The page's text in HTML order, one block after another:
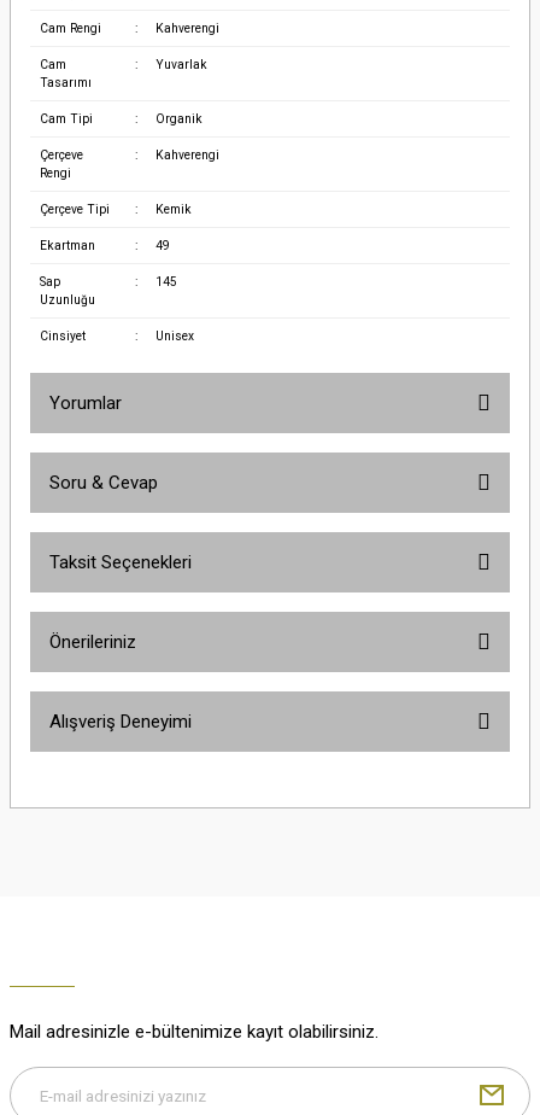
Cam Rengi : Kahverengi
Cam
Tasarımı
: Yuvarlak
Cam Tipi : Organik
Çerçeve
Rengi
: Kahverengi
Çerçeve Tipi : Kemik
Ekartman : 49
Sap
Uzunluğu
: 145
Cinsiyet : Unisex
Yorumlar
Soru & Cevap
Taksit Seçenekleri
Önerileriniz
yetersiz gördüğünüz noktaları öneri formunu kullanarak tarafımıza
Alışveriş Deneyimi
M... K... | 29/12/2025
Mail adresinizle e-bültenimize kayıt olabilirsiniz.